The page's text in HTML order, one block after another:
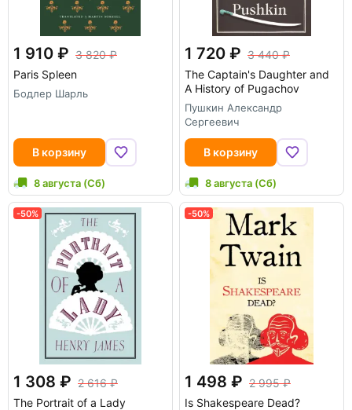
1 910
3 820
Paris Spleen
Бодлер Шарль
В корзину
8 августа (Сб)
1 720
3 440
The Captain's Daughter and
A History of Pugachov
Пушкин Александр
Сергеевич
В корзину
8 августа (Сб)
-50%
1 308
2 616
The Portrait of a Lady
-50%
1 498
2 995
Is Shakespeare Dead?